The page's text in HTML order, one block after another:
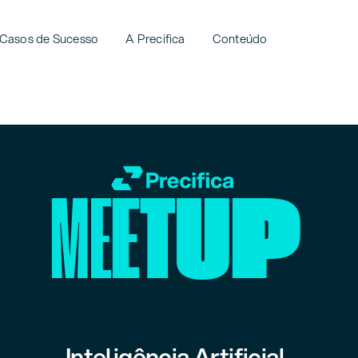
Casos de Sucesso A Precifica Conteúdo